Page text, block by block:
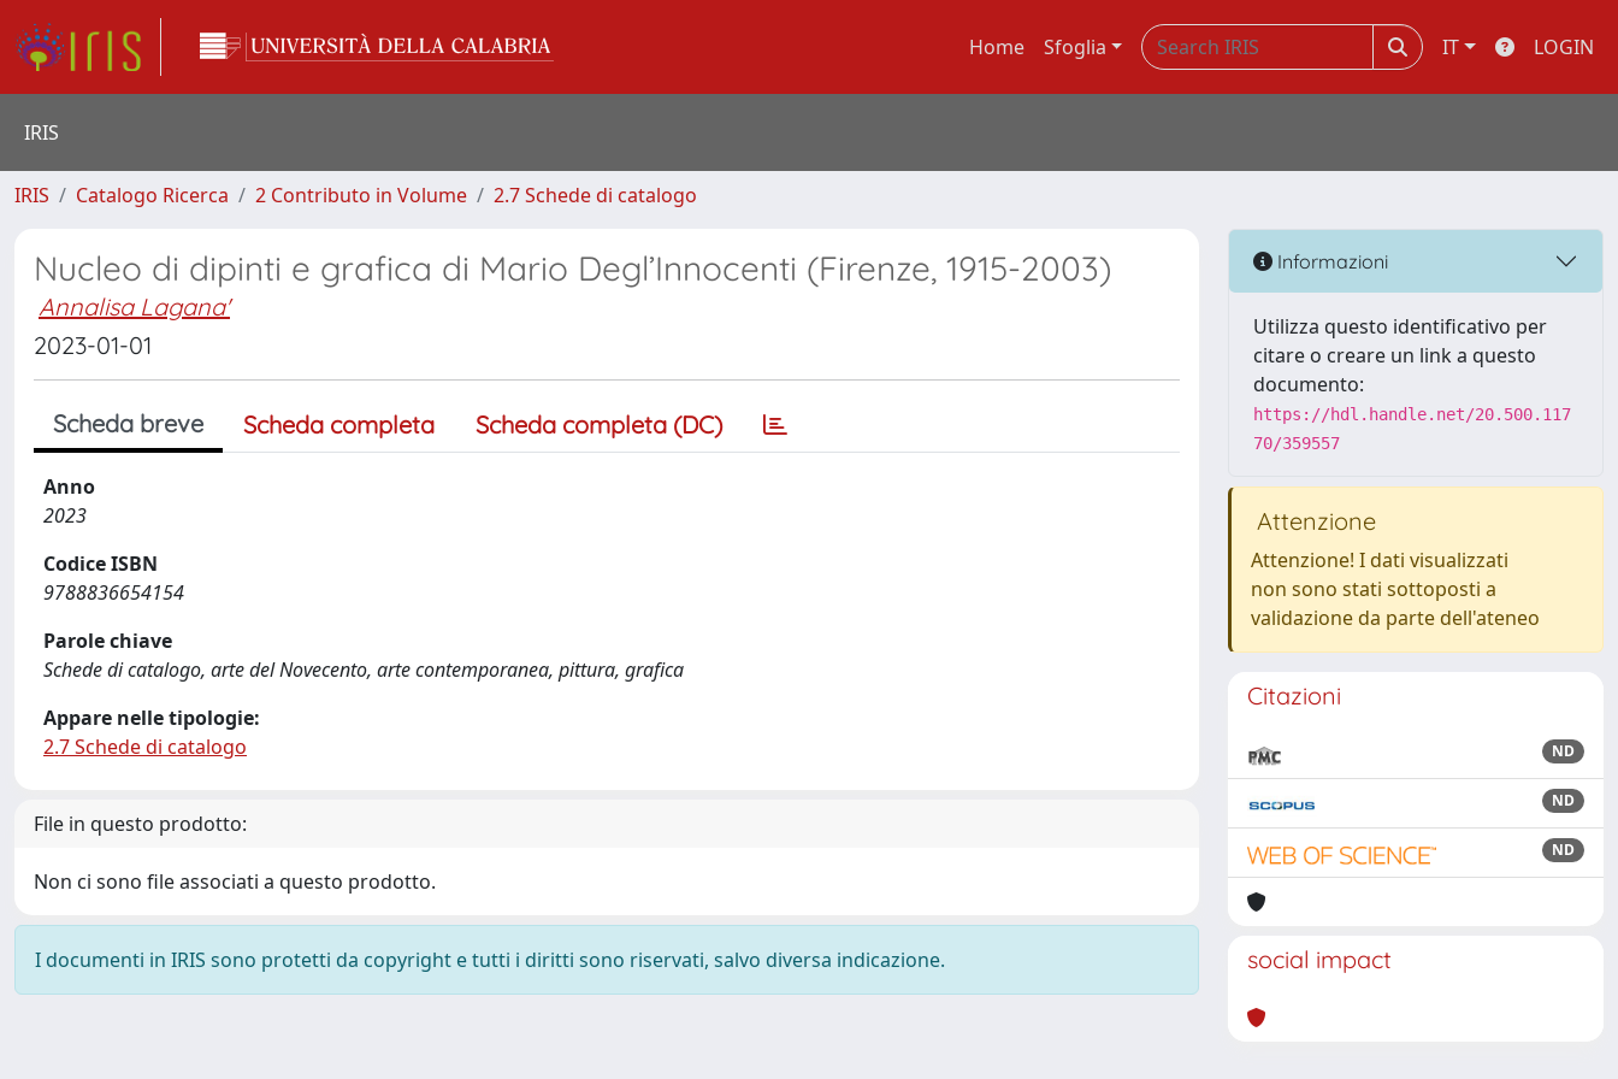
Home Sfoglia IT LOGIN
IRIS
IRIS Catalogo Ricerca 2 Contributo in Volume 2.7 Schede di catalogo
Nucleo di dipinti e grafica di Mario Degl’Innocenti (Firenze, 1915-2003)
Annalisa Lagana'
2023-01-01
Scheda breve Scheda completa Scheda completa (DC)
Anno
2023
Codice ISBN
9788836654154
Parole chiave
Schede di catalogo, arte del Novecento, arte contemporanea, pittura, grafica
Appare nelle tipologie:
2.7 Schede di catalogo
File in questo prodotto:
Non ci sono file associati a questo prodotto.
I documenti in IRIS sono protetti da copyright e tutti i diritti sono riservati, salvo diversa indicazione.
Informazioni
Utilizza questo identificativo per
citare o creare un link a questo
documento:
https://hdl.handle.net/20.500.117
70/359557
Attenzione
Attenzione! I dati visualizzati
non sono stati sottoposti a
validazione da parte dell'ateneo
Citazioni
ND
ND
ND
social impact